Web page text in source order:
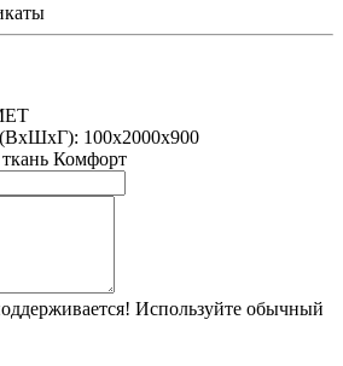
(ВхШхГ): 100x2000x900
ткань Комфорт
Используйте обычный